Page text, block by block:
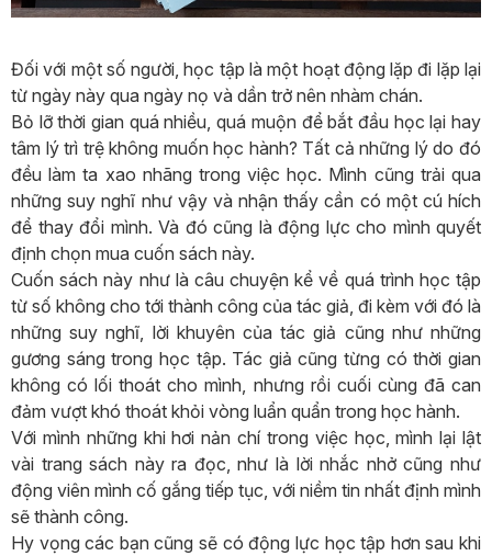
Đối với một số người, học tập là một hoạt động lặp đi lặp lại
từ ngày này qua ngày nọ và dần trở nên nhàm chán.
Bỏ lỡ thời gian quá nhiều, quá muộn để bắt đầu học lại hay
tâm lý trì trệ không muốn học hành? Tất cả những lý do đó
đều làm ta xao nhãng trong việc học. Mình cũng trải qua
những suy nghĩ như vậy và nhận thấy cần có một cú hích
để thay đổi mình. Và đó cũng là động lực cho mình quyết
định chọn mua cuốn sách này.
Cuốn sách này như là câu chuyện kể về quá trình học tập
từ số không cho tới thành công của tác giả, đi kèm với đó là
những suy nghĩ, lời khuyên của tác giả cũng như những
gương sáng trong học tập. Tác giả cũng từng có thời gian
không có lối thoát cho mình, nhưng rồi cuối cùng đã can
đảm vượt khó thoát khỏi vòng luẩn quẩn trong học hành.
Với mình những khi hơi nản chí trong việc học, mình lại lật
vài trang sách này ra đọc, như là lời nhắc nhở cũng như
động viên mình cố gắng tiếp tục, với niềm tin nhất định mình
sẽ thành công.
Hy vọng các bạn cũng sẽ có động lực học tập hơn sau khi